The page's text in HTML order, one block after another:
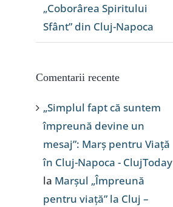
„Coborârea Spiritului
Sfânt” din Cluj-Napoca
Comentarii recente
„Simplul fapt că suntem
împreună devine un
mesaj”: Marș pentru Viață
în Cluj-Napoca - ClujToday
la Marșul „Împreună
pentru viață” la Cluj –